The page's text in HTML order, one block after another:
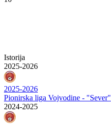
Istorija
2025-2026
2025-2026
Pionirska liga Vojvodine - "Sever"
2024-2025